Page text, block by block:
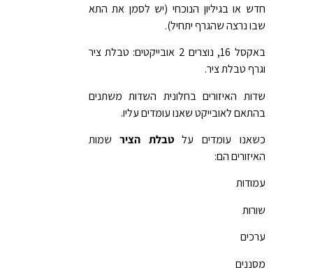
חדש או בגיליון הנוכחי (יש לסמן את התא
שבו נרצה שהגרף יתחיל).
באקסל 16, נוצרים 2 אובייקטים: טבלת ציר
וגרף טבלת ציר.
שדות האיזורים בחלונית השדות משתנים
בהתאם לאובייקט שאנו עומדים עליו.
כשאנו עומדים עלטבלת הצירשמות
האיזורים הם:
עמודות
שורות
ערכים
מסננים